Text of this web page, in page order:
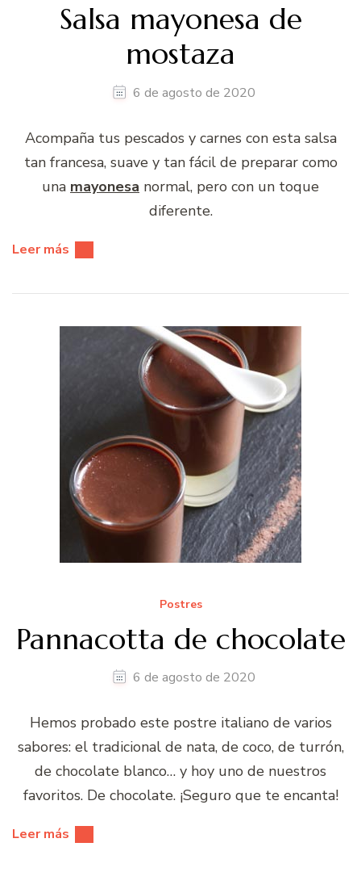
Salsa mayonesa de
mostaza
6 de agosto de 2020
Acompaña tus pescados y carnes con esta salsa
tan francesa, suave y tan fácil de preparar como
una mayonesa normal, pero con un toque
diferente.
Leer más
Postres
Pannacotta de chocolate
6 de agosto de 2020
Hemos probado este postre italiano de varios
sabores: el tradicional de nata, de coco, de turrón,
de chocolate blanco… y hoy uno de nuestros
favoritos. De chocolate. ¡Seguro que te encanta!
Leer más